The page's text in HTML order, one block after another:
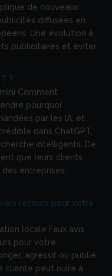
de nouveaux
diffusées en
Une évolution à
publicitaires et éviter
?
Comment
pourquoi
par les IA, et
dans ChatGPT,
intelligents. De
que leurs clients
entreprises,
recours pour votre
locale Faux avis
pour votre
agressif ou publié
cliente peut nuire à